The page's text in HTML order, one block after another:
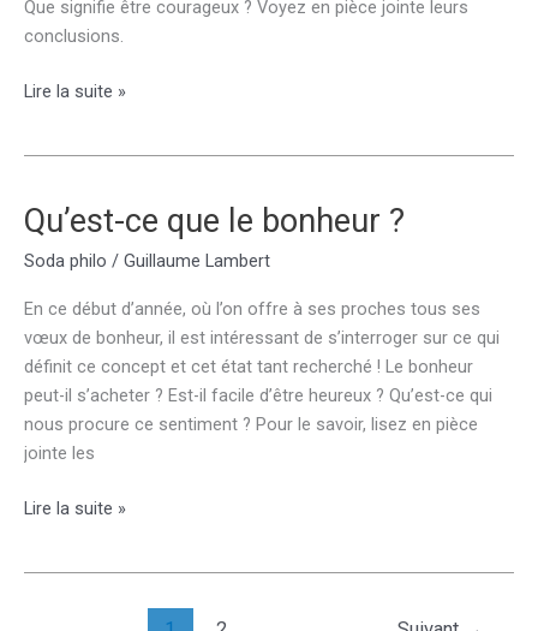
Que signifie être courageux ? Voyez en pièce jointe leurs
conclusions.
Qu’est-
courage
?
Lire la suite »
Qu’est-ce que le bonheur ?
Soda philo / Guillaume Lambert
En ce début d’année, où l’on offre à ses proches tous ses
vœux de bonheur, il est intéressant de s’interroger sur ce qui
définit ce concept et cet état tant recherché ! Le bonheur
peut-il s’acheter ? Est-il facile d’être heureux ? Qu’est-ce qui
nous procure ce sentiment ? Pour le savoir, lisez en pièce
jointe les
Qu’est-
Lire la suite »